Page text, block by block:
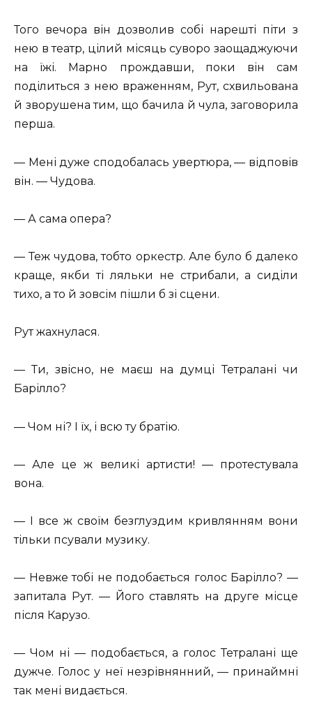
Того вечора він дозволив собі нарешті піти з
нею в театр, цілий місяць суворо заощаджуючи
на їжі. Марно прождавши, поки він сам
поділиться з нею враженням, Рут, схвильована
й зворушена тим, що бачила й чула, заговорила
перша.
— Мені дуже сподобалась увертюра, — відповів
він. — Чудова.
— А сама опера?
— Теж чудова, тобто оркестр. Але було б далеко
краще, якби ті ляльки не стрибали, а сиділи
тихо, а то й зовсім пішли б зі сцени.
Рут жахнулася.
— Ти, звісно, не маєш на думці Тетралані чи
Барілло?
— Чом ні? І їх, і всю ту братію.
— Але це ж великі артисти! — протестувала
вона.
— І все ж своїм безглуздим кривлянням вони
тільки псували музику.
— Невже тобі не подобається голос Барілло? —
запитала Рут. — Його ставлять на друге місце
після Карузо.
— Чом ні — подобається, а голос Тетралані ще
дужче. Голос у неї незрівнянний, — принаймні
так мені видається.